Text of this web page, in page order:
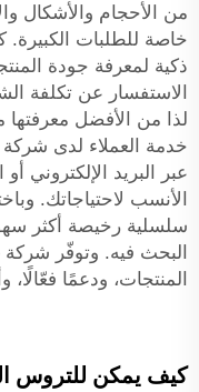
من الأحجام والأشكال
خاصة للطلبات الكبيرة.
ذكية لمعرفة جودة
الاستفسار عن تكلفة
لذا من الأفضل معرفتها
خدمة العملاء لدى
عبر البريد الإلكتروني
الأنسب لاحتياجاتك.
سلسلية رخيصة أكثر
البحث فيه. وتوفّر شركة
المنتجات، ودعمًا
كيف يمكن للتروس